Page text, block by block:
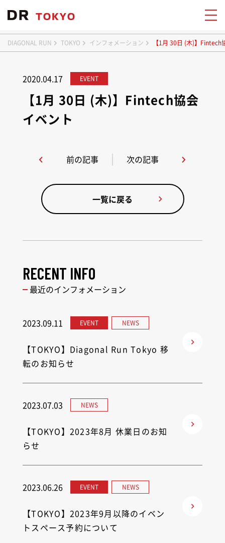
DIAGONAL RUN TOKYO インフォメーション 【1月 30日 (木)】Fintech
2020.04.17 EVENT
【1月 30日 (木)】Fintech協会
イベント
RECENT INFO
最近のインフォメーション
2023.09.11 EVENT NEWS
【TOKYO】Diagonal Run Tokyo 移
転のお知らせ
2023.07.03 NEWS
【TOKYO】2023年8月 休業日のお知
らせ
2023.06.26 EVENT NEWS
【TOKYO】2023年9月以降のイベン
トスペース予約について
前の記事 次の記事
一覧に戻る